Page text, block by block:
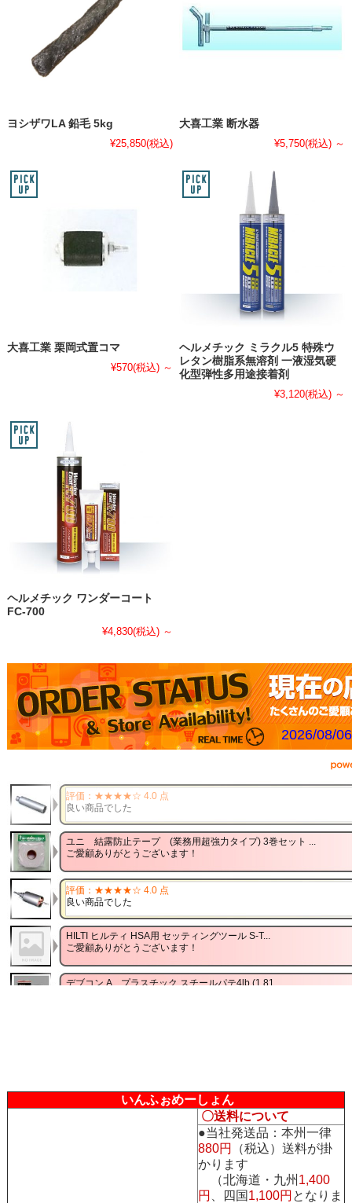
ヨシザワLA 鉛毛 5kg
¥25,850(税込)
大喜工業 断水器
¥5,750(税込) ～
大喜工業 栗岡式置コマ
¥570(税込)～
ヘルメチック ミラクル5 特殊ウ
レタン樹脂系無溶剤 一液湿気硬
化型弾性多用途接着剤
¥3,120(税込) ～
ヘルメチック ワンダーコート
FC-700
¥4,830(税込)～
いんふぉめーしょん
〇送料について
●当社発送品：本州一律
880円
（税込）送料が掛
かります
（北海道・九州 1,400
円
、四国 1,100円 となりま